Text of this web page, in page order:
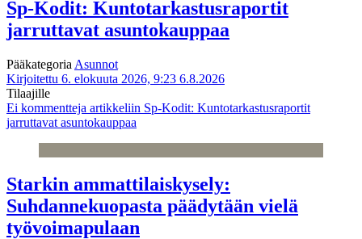
Sp-Kodit: Kuntotarkastusraportit
jarruttavat asuntokauppaa
Pääkategoria Asunnot
Kirjoitettu 6. elokuuta 2026, 9:23 6.8.2026
Tilaajille
Ei kommentteja artikkeliin Sp-Kodit: Kuntotarkastusraportit
jarruttavat asuntokauppaa
Starkin ammattilaiskysely:
Suhdannekuopasta päädytään vielä
työvoimapulaan